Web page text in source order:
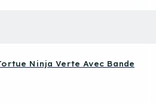
Ninja Verte Avec Bande